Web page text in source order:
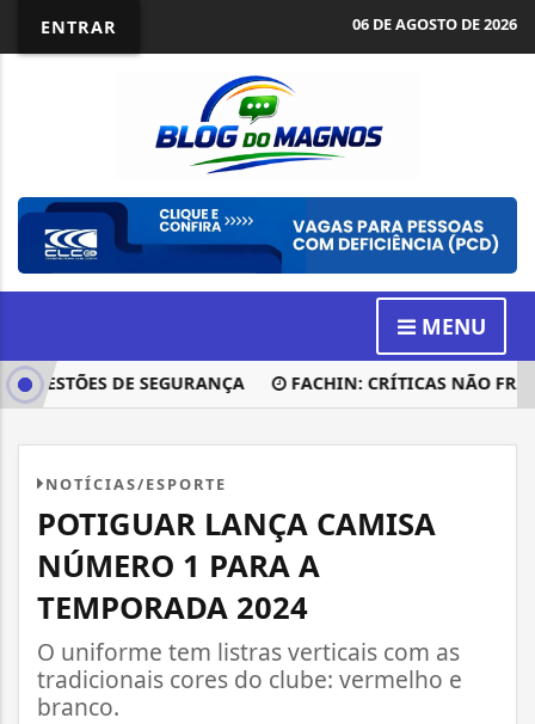
ENTRAR 06 DE AGOSTO DE 2026
MENU
DE SEGURANÇA FACHIN: CRÍTICAS NÃO
NOTÍCIAS/ESPORTE
POTIGUAR LANÇA CAMISA
NÚMERO 1 PARA A
TEMPORADA 2024
O uniforme tem listras verticais com as
tradicionais cores do clube: vermelho e
branco.